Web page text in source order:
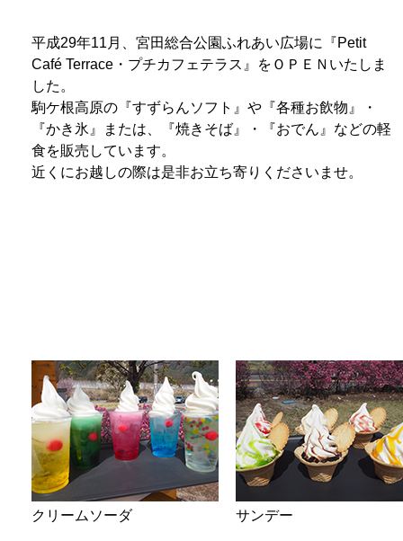
平成29年11月、宮田総合公園ふれあい広場に『Petit
Café Terrace・プチカフェテラス』をＯＰＥＮいたしま
した。
駒ケ根高原の『すずらんソフト』や『各種お飲物』・
『かき氷』または、『焼きそば』・『おでん』などの軽
食を販売しています。
近くにお越しの際は是非お立ち寄りくださいませ。
クリームソーダ サンデー